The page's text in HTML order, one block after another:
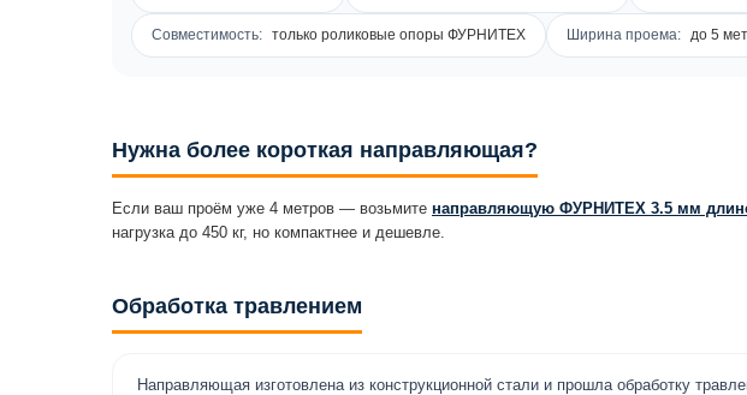
Совместимость: только роликовые опоры ФУРНИТЕХ Ширина проема: до 5
Нужна более короткая направляющая?
Если ваш проём уже 4 метров — возьмите направляющую ФУРНИТЕХ 3.5 мм
нагрузка до 450 кг, но компактнее и дешевле.
Обработка травлением
Направляющая изготовлена из конструкционной стали и прошла обработку